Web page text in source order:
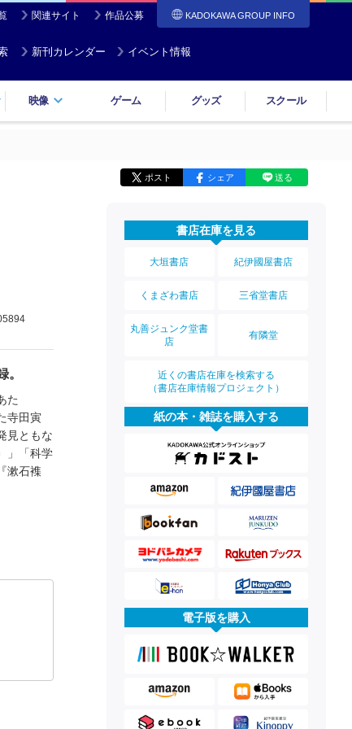
関連サイト 作品公募 KADOKAWA GROUP INFO
新刊カレンダー イベント情報
映像 ゲーム グッズ スクール
ポスト シェア 送る
た
寺田寅
見ともな
」「科学
漱石襍
書店在庫を見る
大垣書店 紀伊國屋書店
くまざわ書店 三省堂書店
丸善ジュンク堂書
店
有隣堂
近くの書店在庫を検索する
（書店在庫情報プロジェクト）
紙の本・雑誌を購入する
電子版を購入